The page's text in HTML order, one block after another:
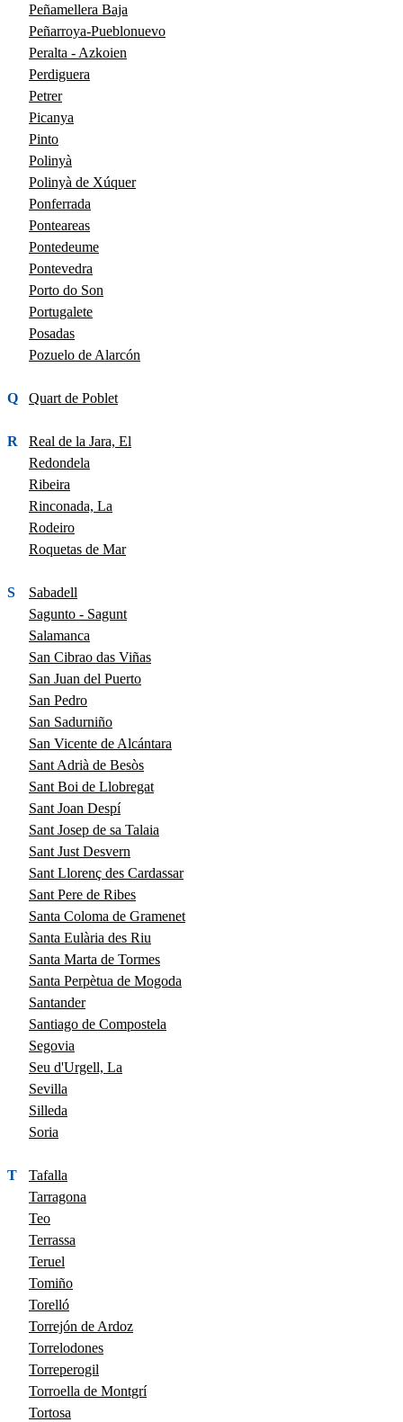
Peñamellera Baja
Peñarroya-Pueblonuevo
Peralta - Azkoien
Perdiguera
Petrer
Picanya
Pinto
Polinyà
Polinyà de Xúquer
Ponferrada
Ponteareas
Pontedeume
Pontevedra
Porto do Son
Portugalete
Posadas
Pozuelo de Alarcón
Q Quart de Poblet
R
Real de la Jara, El
Redondela
Ribeira
Rinconada, La
Rodeiro
Roquetas de Mar
S
Sabadell
Sagunto - Sagunt
Salamanca
San Cibrao das Viñas
San Juan del Puerto
San Pedro
San Sadurniño
San Vicente de Alcántara
Sant Adrià de Besòs
Sant Boi de Llobregat
Sant Joan Despí
Sant Josep de sa Talaia
Sant Just Desvern
Sant Llorenç des Cardassar
Sant Pere de Ribes
Santa Coloma de Gramenet
Santa Eulària des Riu
Santa Marta de Tormes
Santa Perpètua de Mogoda
Santander
Santiago de Compostela
Segovia
Seu d'Urgell, La
Sevilla
Silleda
Soria
T
Tafalla
Tarragona
Teo
Terrassa
Teruel
Tomiño
Torelló
Torrejón de Ardoz
Torrelodones
Torreperogil
Torroella de Montgrí
Tortosa